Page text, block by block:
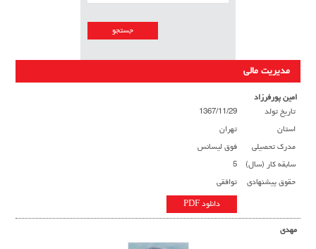
مدیریت مالی
امین پورفرزاد
تاریخ تولد
1367/11/29
استان
تهران
مدرک تحصیلی
فوق لیسانس
سابقه کار (سال)
5
حقوق پیشنهادی
توافقی
دانلود PDF
مهدی